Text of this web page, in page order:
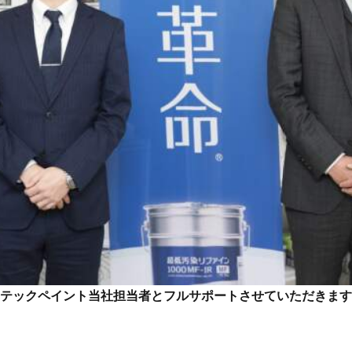
ックペイント当社担当者とフルサポートさせていただきま